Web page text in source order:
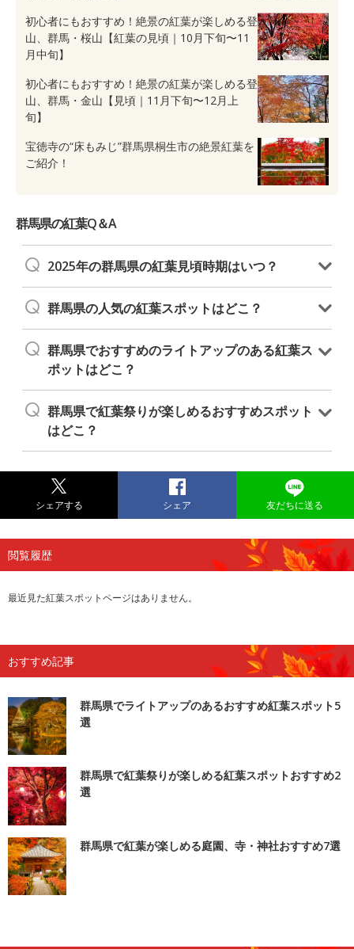
初心者にもおすすめ！絶景の紅葉が楽しめる登
山、群馬・桜山【紅葉の見頃｜10月下旬〜11
月中旬】
初心者にもおすすめ！絶景の紅葉が楽しめる登
山、群馬・金山【見頃｜11月下旬〜12月上
旬】
宝徳寺の“床もみじ”群馬県桐生市の絶景紅葉を
ご紹介！
群馬県の紅葉Q＆A
2025年の群馬県の紅葉見頃時期はいつ？
群馬県の人気の紅葉スポットはどこ？
群馬県でおすすめのライトアップのある紅葉ス
ポットはどこ？
群馬県で紅葉祭りが楽しめるおすすめスポット
はどこ？
シェアする シェア 友だちに送る
閲覧履歴
最近見た紅葉スポットページはありません。
おすすめ記事
群馬県でライトアップのあるおすすめ紅葉スポット5
選
群馬県で紅葉祭りが楽しめる紅葉スポットおすすめ2
選
群馬県で紅葉が楽しめる庭園、寺・神社おすすめ7選